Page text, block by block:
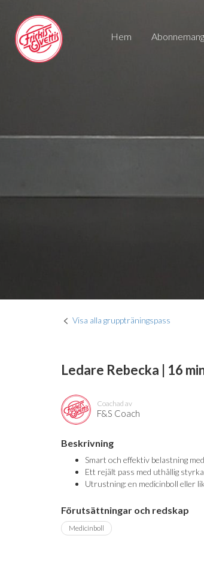
Hem Abonnemang
Visa alla gruppträningspass
Ledare Rebecka | 16
Coachad av
F&S Coach
Beskrivning
Smart och effektiv belastning
Ett rejält pass med uthållig
Utrustning: en medicinboll eller
Förutsättningar och redskap
Medicinboll